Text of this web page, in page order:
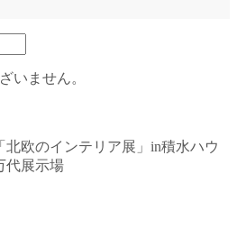
いません。
北欧のインテリア展」in積水ハウ
展示場